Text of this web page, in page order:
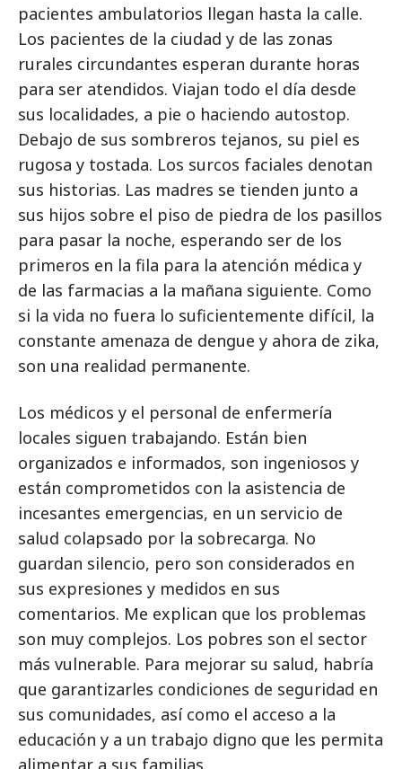
pacientes ambulatorios llegan hasta la calle.
Los pacientes de la ciudad y de las zonas
rurales circundantes esperan durante horas
para ser atendidos. Viajan todo el día desde
sus localidades, a pie o haciendo autostop.
Debajo de sus sombreros tejanos, su piel es
rugosa y tostada. Los surcos faciales denotan
sus historias. Las madres se tienden junto a
sus hijos sobre el piso de piedra de los pasillos
para pasar la noche, esperando ser de los
primeros en la fila para la atención médica y
de las farmacias a la mañana siguiente. Como
si la vida no fuera lo suficientemente difícil, la
constante amenaza de dengue y ahora de zika,
son una realidad permanente.
Los médicos y el personal de enfermería
locales siguen trabajando. Están bien
organizados e informados, son ingeniosos y
están comprometidos con la asistencia de
incesantes emergencias, en un servicio de
salud colapsado por la sobrecarga. No
guardan silencio, pero son considerados en
sus expresiones y medidos en sus
comentarios. Me explican que los problemas
son muy complejos. Los pobres son el sector
más vulnerable. Para mejorar su salud, habría
que garantizarles condiciones de seguridad en
sus comunidades, así como el acceso a la
educación y a un trabajo digno que les permita
alimentar a sus familias.